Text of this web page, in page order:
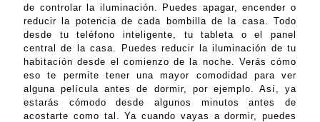
de controlar la iluminación. Puedes apagar, encender o
reducir la potencia de cada bombilla de la casa. Todo
desde tu teléfono inteligente, tu tableta o el panel
central de la casa. Puedes reducir la iluminación de tu
habitación desde el comienzo de la noche. Verás cómo
eso te permite tener una mayor comodidad para ver
alguna película antes de dormir, por ejemplo. Así, ya
estarás cómodo desde algunos minutos antes de
acostarte como tal. Ya cuando vayas a dormir, puedes